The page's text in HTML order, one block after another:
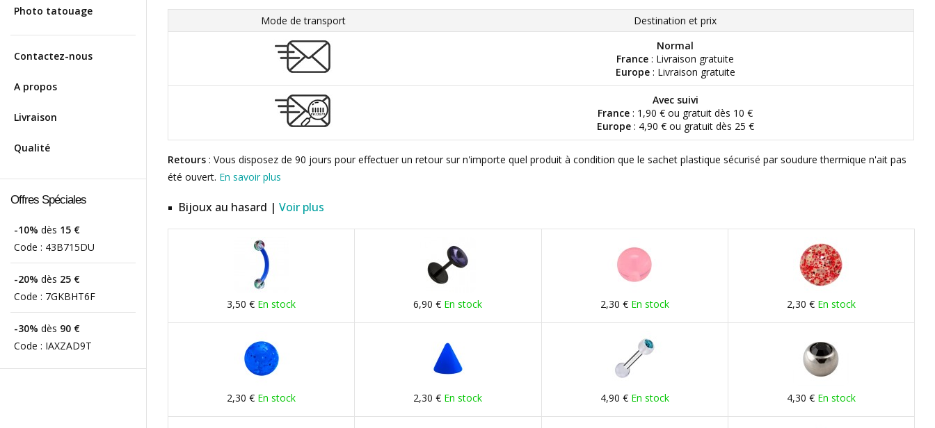
Photo tatouage
Contactez-nous
A propos
Livraison
Qualité
Offres Spéciales
-10% dès 15 €
Code : 43B715DU
-20% dès 25 €
Code : 7GKBHT6F
-30% dès 90 €
Code : IAXZAD9T
Mode de transport
Destination et prix
Normal
France : Livraison gratuite
Europe: Livraison gratuite
Avec suivi
France : 1,90 € ou gratuit dès 10 €
Europe: 4,90 € ou gratuit dès 25 €
Retours : Vous disposez de 90 jours pour effectuer un retour sur n'importe quel produit à condition que le sachet plastique sécurisé par soudure thermique n'ait pas
été ouvert. En savoir plus
Bijoux au hasard | Voir plus
3,50 € En stock 6,90 € En stock 2,30 € En stock 2,30 € En stock
2,30 € En stock 2,30 € En stock 4,90 € En stock 4,30 € En stock